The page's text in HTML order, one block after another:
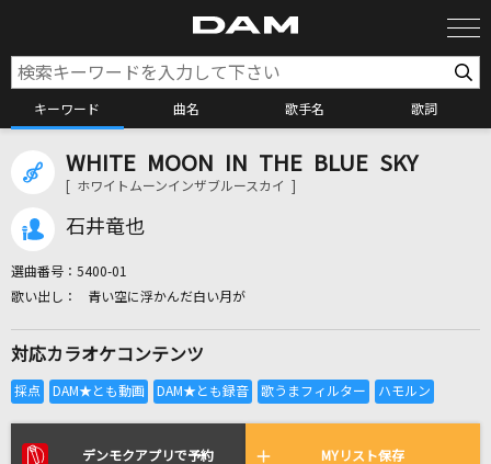
キーワード 曲名 歌手名 歌詞
カラオケ検索
全国りれき
リアルタイムで歌われている曲の一覧
WHITE MOON IN THE BLUE SKY
[ ホワイトムーンインザブルースカイ ]
石井竜也
選曲番号： 5400-01
青い空に浮かんだ白い月が
対応カラオケコンテンツ
デンモクアプリで予約 MYリスト保存